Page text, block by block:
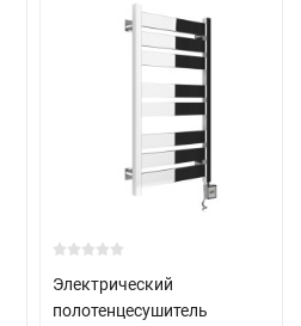
Электрический
полотенцесушитель